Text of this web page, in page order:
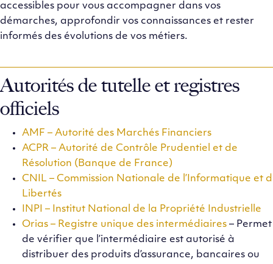
accessibles pour vous accompagner dans vos
démarches, approfondir vos connaissances et rester
informés des évolutions de vos métiers.
Autorités de tutelle et registres
officiels
AMF – Autorité des Marchés Financiers
ACPR – Autorité de Contrôle Prudentiel et de
Résolution (Banque de France)
CNIL – Commission Nationale de l’Informatique et
Libertés
INPI – Institut National de la Propriété Industrielle
Orias – Registre unique des intermédiaires – Permet
de vérifier que l’intermédiaire est autorisé à
distribuer des produits d’assurance, bancaires ou